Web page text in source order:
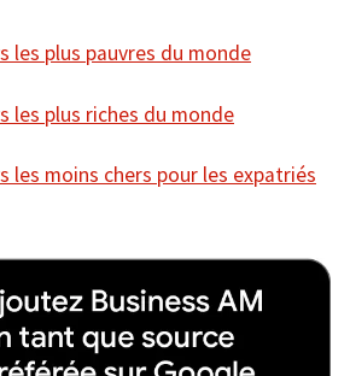
les plus pauvres du monde
les plus riches du monde
les moins chers pour les expatriés